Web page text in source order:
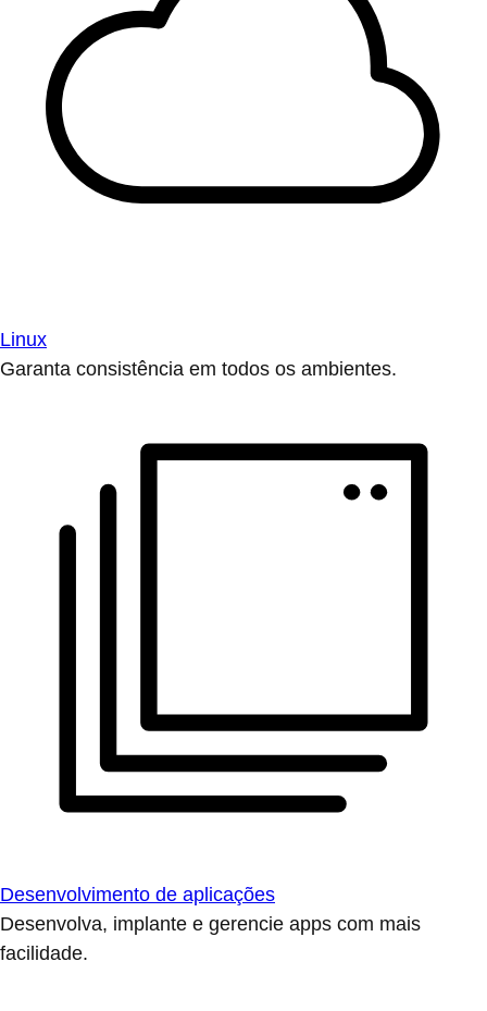
Linux
Garanta consistência em todos os ambientes.
Desenvolvimento de aplicações
Desenvolva, implante e gerencie apps com mais
facilidade.